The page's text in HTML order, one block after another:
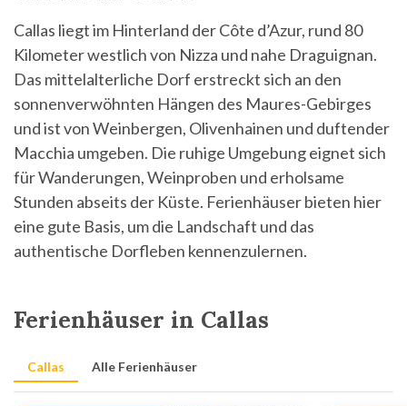
Callas liegt im Hinterland der Côte d’Azur, rund 80
Kilometer westlich von Nizza und nahe Draguignan.
Das mittelalterliche Dorf erstreckt sich an den
sonnenverwöhnten Hängen des Maures-Gebirges
und ist von Weinbergen, Olivenhainen und duftender
Macchia umgeben. Die ruhige Umgebung eignet sich
für Wanderungen, Weinproben und erholsame
Stunden abseits der Küste. Ferienhäuser bieten hier
eine gute Basis, um die Landschaft und das
authentische Dorfleben kennenzulernen.
Ferienhäuser in Callas
Callas Alle Ferienhäuser